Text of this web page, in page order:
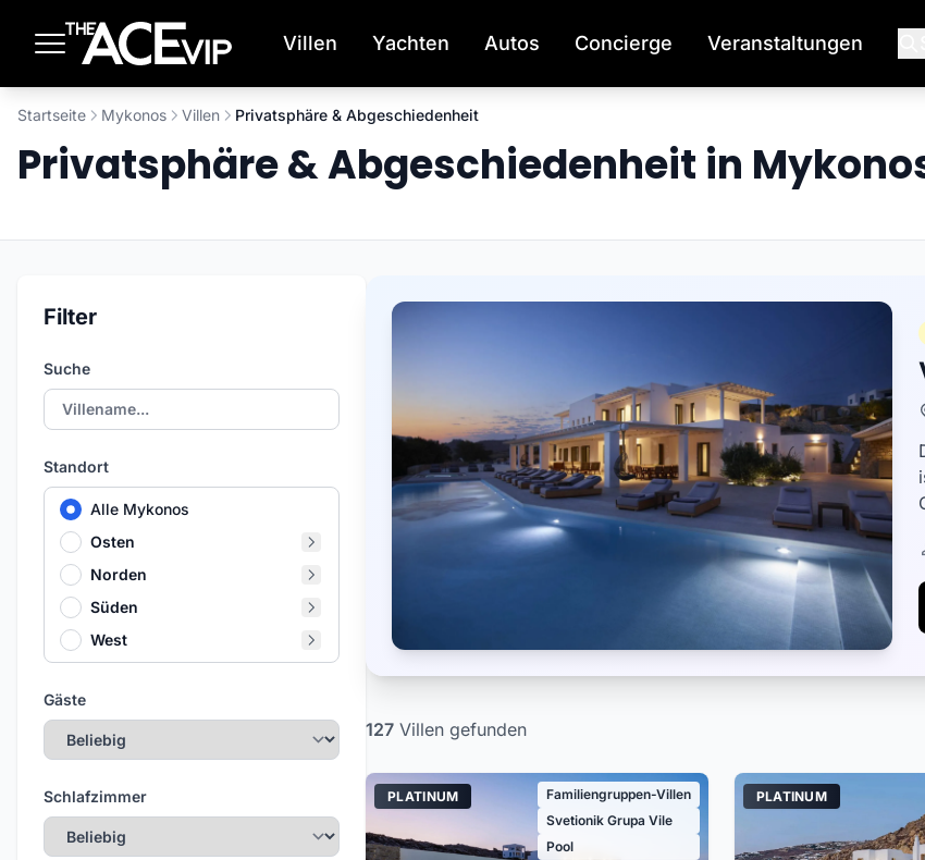
Villen Yachten Autos Concierge Veranstaltungen
Startseite Mykonos Villen Privatsphäre & Abgeschiedenheit
Privatsphäre & Abgeschiedenheit in
Filter
Suche
Standort
Alle Mykonos
Osten
Norden
Süden
West
Gäste
Schlafzimmer
127 Villen gefunden
PLATINUM
Familiengruppen-Villen
Svetionik Grupa Vile
Pool
PLATINUM